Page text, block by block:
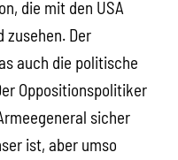
die mit den USA
zusehen. Der
auch die politische
Oppositionspolitiker
sicher
ist, aber umso